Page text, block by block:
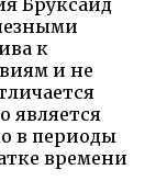
к
и не
является
в периоды
времени